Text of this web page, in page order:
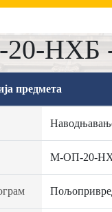
НХБ -
предмета
М-ОП-20-